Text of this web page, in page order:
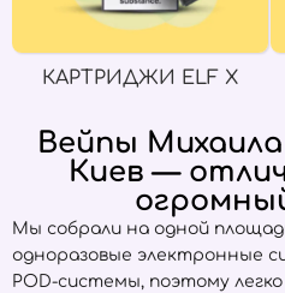
КАРТРИДЖИ ELF X
Вейпы
Киев —
Мы собрали на одной
одноразовые электронные
POD-системы, поэтому